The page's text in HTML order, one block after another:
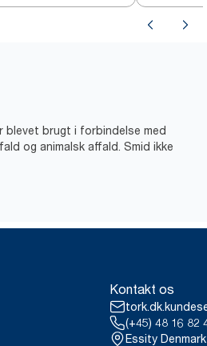
blevet brugt i forbindelse med
og animalsk affald. Smid ikke
Kontakt os
(+45) 48 16 82
Essity